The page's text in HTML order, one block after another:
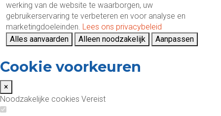
werking van de website te waarborgen, uw
gebruikerservaring te verbeteren en voor analyse en
marketingdoeleinden. Lees ons privacybeleid
Alles aanvaarden
Alleen noodzakelijk Aanpassen
Cookie voorkeuren
×
Noodzakelijke cookies Vereist